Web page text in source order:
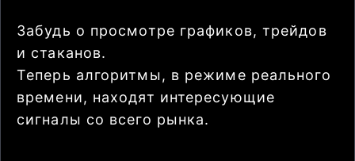
Забудь о просмотре графиков, трейдов
и стаканов.
Теперь алгоритмы, в режиме реального
времени, находят интересующие
сигналы со всего рынка.